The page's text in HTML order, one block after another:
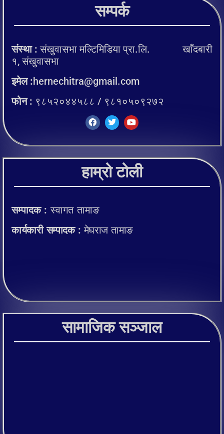
सम्पर्क
संस्था : संखुवासभा मल्टिमिडिया प्रा.लि. खाँदबारी
१, संखुवासभा
इमेल :hernechitra@gmail.com
फोन : ९८५२०४४५८८ / ९८१०५०९२७२
हाम्रो टोली
सम्पादक :स्वागत तामाङ
कार्यकारी सम्पादक :मेघराज तामाङ
सामाजिक सञ्जाल